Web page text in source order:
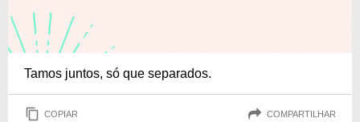
Tamos juntos, só que separados.
COPIAR COMPARTILHAR